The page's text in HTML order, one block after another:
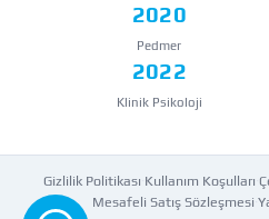
2020
Pedmer
2022
Klinik Psikoloji
Gizlilik Politikası Kullanım Koşulları
Mesafeli Satış Sözleşmesi